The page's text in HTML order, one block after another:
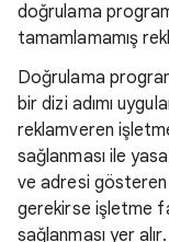
doğrulama
tamamlamamış
Doğrulama
bir dizi adımı
reklamveren
sağlanması ile
ve adresi
gerekirse işletme
sağlanması yer alır.